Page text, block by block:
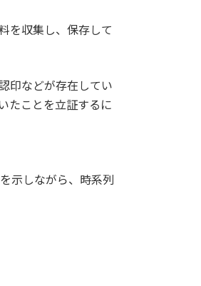
を収集し、保存して
印などが存在してい
たことを立証するに
示しながら、時系列